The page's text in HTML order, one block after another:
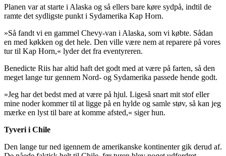
Planen var at starte i Alaska og så ellers bare køre sydpå, indtil de
ramte det sydligste punkt i Sydamerika Kap Horn.
»Så fandt vi en gammel Chevy-van i Alaska, som vi købte. Sådan
en med køkken og det hele. Den ville være nem at reparere på vores
tur til Kap Horn,« lyder det fra eventyreren.
Benedicte Riis har altid haft det godt med at være på farten, så den
meget lange tur gennem Nord- og Sydamerika passede hende godt.
»Jeg har det bedst med at være på hjul. Ligeså snart mit stof eller
mine noder kommer til at ligge på en hylde og samle støv, så kan jeg
mærke en lyst til bare at komme afsted,« siger hun.
Tyveri i Chile
Den lange tur ned igennem de amerikanske kontinenter gik derud af.